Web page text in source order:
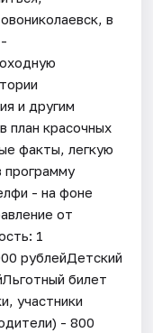
в
и другим
план красочных
факты, легкую
программу
- на фоне
от
1
рублейДетский
билет
участники
- 800